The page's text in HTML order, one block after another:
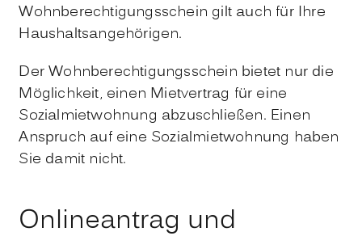
Wohnberechtigungsschein gilt auch für Ihre
Haushaltsangehörigen.
Der Wohnberechtigungsschein bietet nur die
Möglichkeit, einen Mietvertrag für eine
Sozialmietwohnung abzuschließen. Einen
Anspruch auf eine Sozialmietwohnung haben
Sie damit nicht.
Onlineantrag und